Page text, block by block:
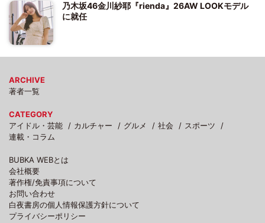
乃木坂46金川紗耶『rienda』26AW LOOKモデル
に就任
ARCHIVE
著者一覧
CATEGORY
アイドル・芸能
カルチャー グルメ 社会
スポーツ
連載・コラム
BUBKA WEBとは
会社概要
著作権/免責事項について
お問い合わせ
白夜書房の個人情報保護方針について
プライバシーポリシー